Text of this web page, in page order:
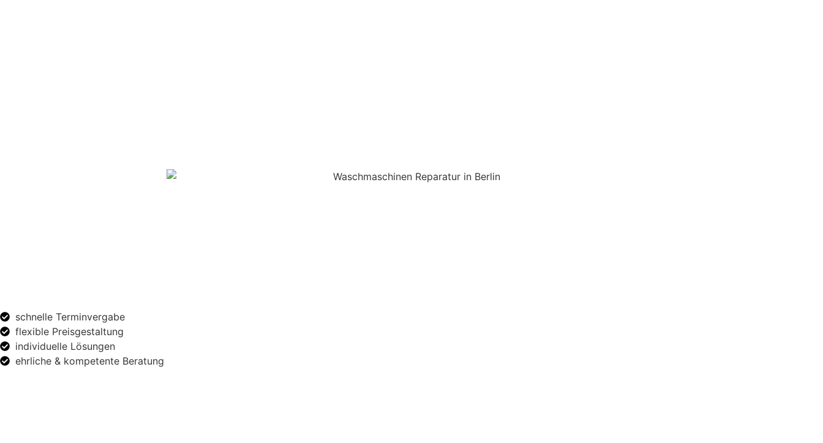
schnelle Terminvergabe
flexible Preisgestaltung
individuelle Lösungen
ehrliche & kompetente Beratung